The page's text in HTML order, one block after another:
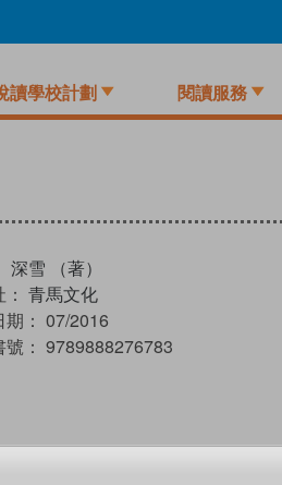
讀學校計劃 閱讀服務
深雪 （著）
青馬文化
： 07/2016
： 9789888276783